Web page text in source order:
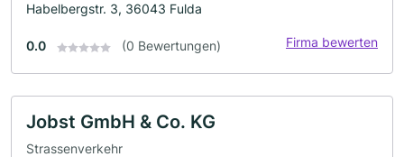
Habelbergstr. 3, 36043 Fulda
0.0 (0 Bewertungen) Firma bewerten
Jobst GmbH & Co. KG
Strassenverkehr